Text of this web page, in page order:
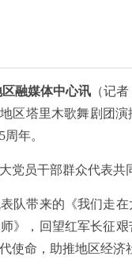
融媒体中心讯 （记
区塔里木歌舞剧团
年。
员干部群众代表共
带来的《我们走在
》，回望红军长征
使命，助推地区经